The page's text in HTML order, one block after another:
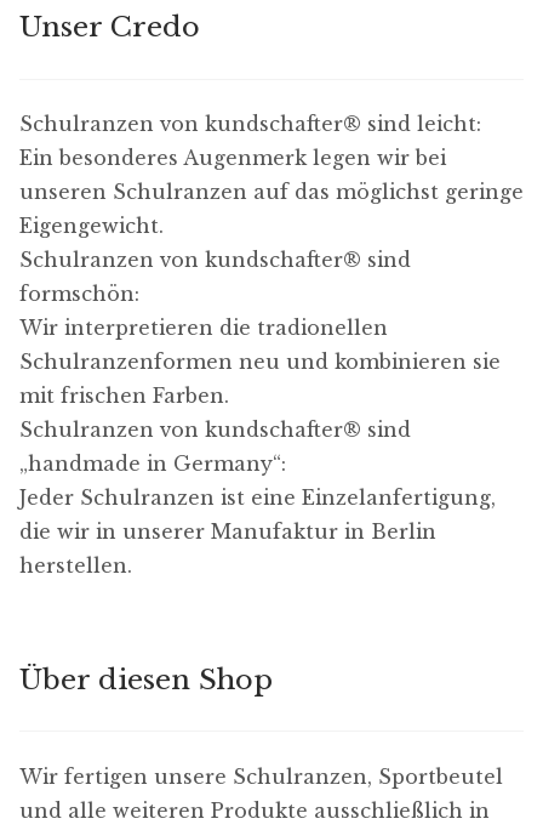
Unser Credo
Schulranzen von kundschafter​® sind leicht:
Ein besonderes Augenmerk legen wir bei
unseren Schulranzen auf das möglichst geringe
Eigengewicht.
Schulranzen von kundschafter​® sind
formschön:
Wir interpretieren die tradionellen
Schulranzenformen neu und kombinieren sie
mit frischen Farben.
Schulranzen von kundschafter​® sind
„handmade in Germany“:
Jeder Schulranzen ist eine Einzelanfertigung,
die wir in unserer Manufaktur in Berlin
herstellen.
Über diesen Shop
Wir fertigen unsere Schulranzen, Sportbeutel
und alle weiteren Produkte ausschließlich in
c
h
u
z
E
i
s
e
l